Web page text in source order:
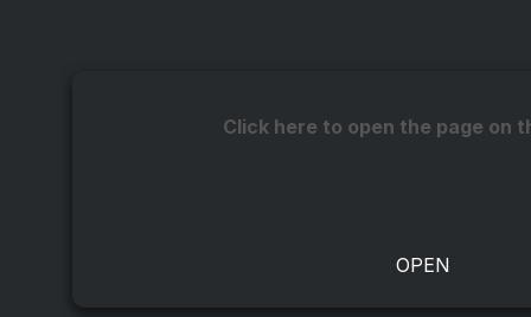
Click here to open the page on